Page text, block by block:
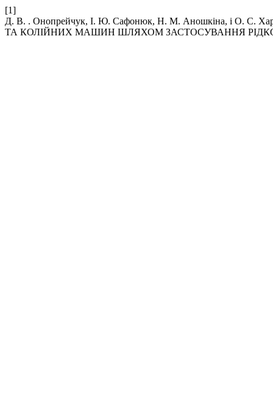
[1]
Д. В. . Онопрейчук, І. Ю. Сафонюк, Н. М. Аношкіна, і О. С.
ТА КОЛІЙНИХ МАШИН ШЛЯХОМ ЗАСТОСУВАННЯ